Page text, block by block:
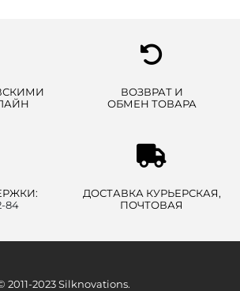
ВОЗВРАТ И
ОБМЕН ТОВАРА
84
ДОСТАВКА КУРЬЕРСКАЯ,
ПОЧТОВАЯ
2011-2023 Silknovations.